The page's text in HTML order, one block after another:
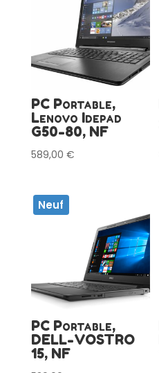
PC Portable,
Lenovo Idepad
G50-80, NF
589,00 €
Neuf
PC Portable,
DELL-VOSTRO
15, NF